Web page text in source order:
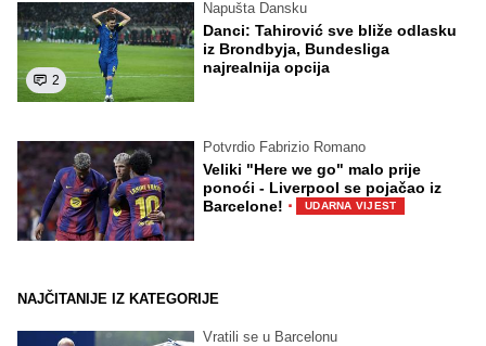
2
Napušta Dansku
Danci: Tahirović sve bliže odlasku
iz Brondbyja, Bundesliga
najrealnija opcija
Potvrdio Fabrizio Romano
Veliki "Here we go" malo prije
ponoći - Liverpool se pojačao iz
Barcelone! · UDARNA VIJEST
NAJČITANIJE IZ KATEGORIJE
Vratili se u Barcelonu